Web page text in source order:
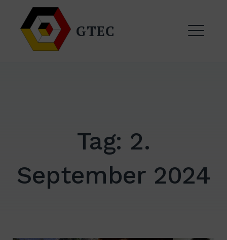
Inhalt
springen
GTEC
EXPAND
Tag: 2.
September 2024